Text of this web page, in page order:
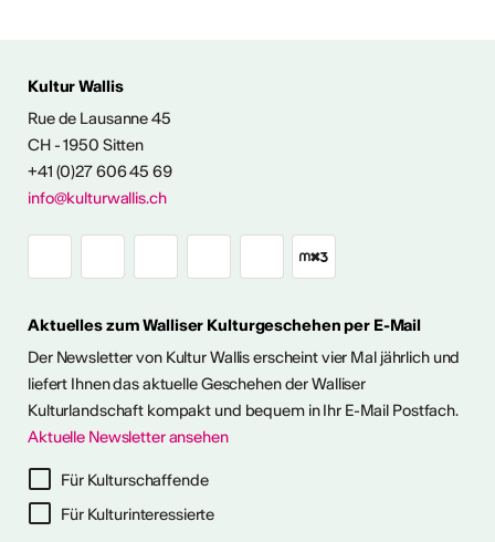
& KONTAKT
Kultur Wallis
Rue de Lausanne 45
CH - 1950 Sitten
+41 (0)27 606 45 69
info@kulturwallis.ch
Aktuelles zum Walliser Kulturgeschehen per E-Mail
Der Newsletter von Kultur Wallis erscheint vier Mal jährlich und
liefert Ihnen das aktuelle Geschehen der Walliser
Kulturlandschaft kompakt und bequem in Ihr E-Mail Postfach.
Aktuelle Newsletter ansehen
Für Kulturschaffende
Für Kulturinteressierte